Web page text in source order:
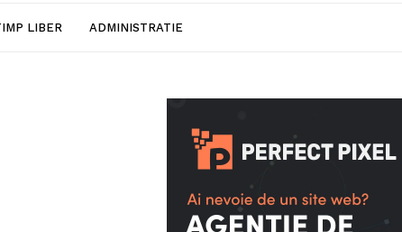
LIBER ADMINISTRATIE